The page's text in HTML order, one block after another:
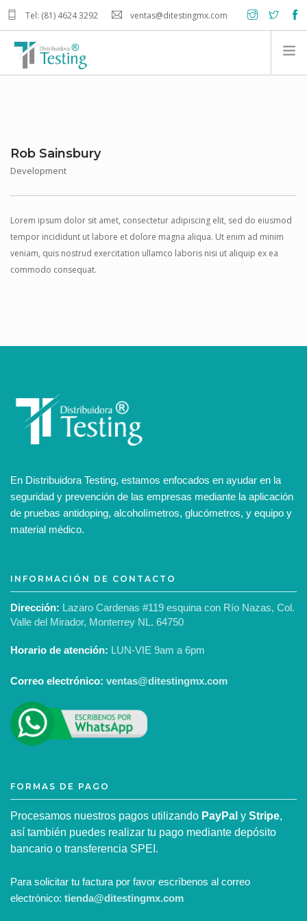
Tel: (81) 4624 3292 ventas@ditestingmx.com
Rob Sainsbury
Development
Lorem ipsum dolor sit amet, consectetur adipiscing elit, sed do eiusmod
tempor incididunt ut labore et dolore magna aliqua. Ut enim ad minim
veniam, quis nostrud exercitation ullamco laboris nisi ut aliquip ex ea
commodo consequat.
En Distribuidora Testing, estamos enfocados en ayudar en la
seguridad y prevención de las empresas mediante la aplicación
de pruebas antidoping, alcoholímetros, glucómetros, y equipo y
material médico.
INFORMACIÓN DE CONTACTO
Dirección: Lazaro Cardenas #119 esquina con Río Nazas, Col.
Valle del Mirador, Monterrey NL. 64750
Horario de atención: LUN-VIE 9am a 6pm
Correo electrónico: ventas@ditestingmx.com
FORMAS DE PAGO
Procesamos nuestros pagos utilizando PayPal y Stripe,
así también puedes realizar tu pago mediante depósito
bancario o transferencia SPEI.
Para solicitar tu factura por favor escríbenos al correo
electrónico: tienda@ditestingmx.com